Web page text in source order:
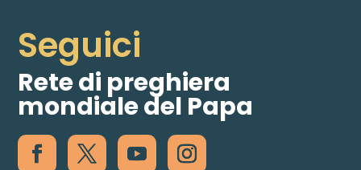
Seguici
Rete di preghiera
mondiale del Papa